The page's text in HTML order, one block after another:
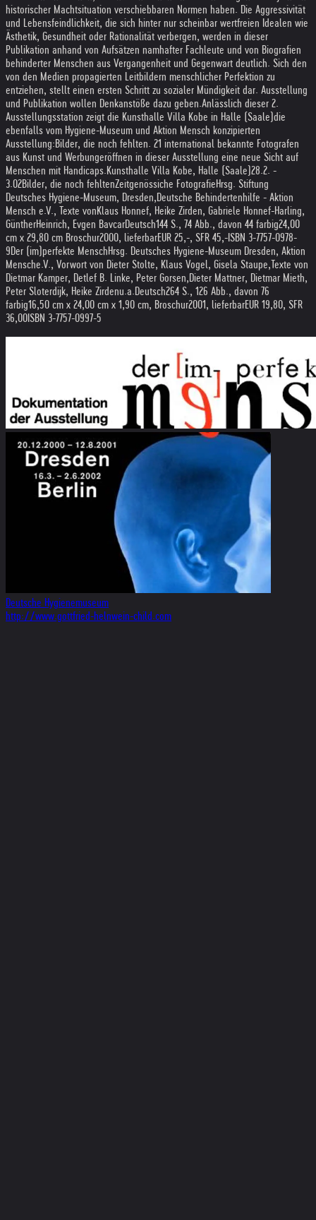
historischer Machtsituation verschiebbaren Normen haben. Die Aggressivität
und Lebensfeindlichkeit, die sich hinter nur scheinbar wertfreien Idealen wie
Ästhetik, Gesundheit oder Rationalität verbergen, werden in dieser
Publikation anhand von Aufsätzen namhafter Fachleute und von Biografien
behinderter Menschen aus Vergangenheit und Gegenwart deutlich. Sich den
von den Medien propagierten Leitbildern menschlicher Perfektion zu
entziehen, stellt einen ersten Schritt zu sozialer Mündigkeit dar. Ausstellung
und Publikation wollen Denkanstöße dazu geben.Anlässlich dieser 2.
Ausstellungsstation zeigt die Kunsthalle Villa Kobe in Halle (Saale)die
ebenfalls vom Hygiene-Museum und Aktion Mensch konzipierten
Ausstellung:Bilder, die noch fehlten. 21 international bekannte Fotografen
aus Kunst und Werbungeröffnen in dieser Ausstellung eine neue Sicht auf
Menschen mit Handicaps.Kunsthalle Villa Kobe, Halle (Saale)28.2. -
3.02Bilder, die noch fehltenZeitgenössiche FotografieHrsg. Stiftung
Deutsches Hygiene-Museum, Dresden,Deutsche Behindertenhilfe - Aktion
Mensch e.V., Texte vonKlaus Honnef, Heike Zirden, Gabriele Honnef-Harling,
GüntherHeinrich, Evgen BavcarDeutsch144 S., 74 Abb., davon 44 farbig24,00
cm x 29,80 cm Broschur2000, lieferbarEUR 25,-, SFR 45,-ISBN 3-7757-0978-
9Der (im)perfekte MenschHrsg. Deutsches Hygiene-Museum Dresden, Aktion
Mensche.V., Vorwort von Dieter Stolte, Klaus Vogel, Gisela Staupe,Texte von
Dietmar Kamper, Detlef B. Linke, Peter Gorsen,Dieter Mattner, Dietmar Mieth,
Peter Sloterdijk, Heike Zirdenu.a.Deutsch264 S., 126 Abb., davon 76
farbig16,50 cm x 24,00 cm x 1,90 cm, Broschur2001, lieferbarEUR 19,80, SFR
36,00ISBN 3-7757-0997-5
Deutsche Hygienemuseum
http://www.gottfried-helnwein-child.com